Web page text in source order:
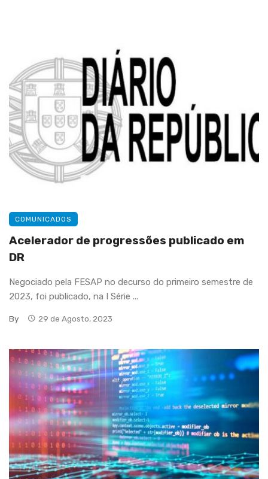
COMUNICADOS
Acelerador de progressões publicado em
DR
Negociado pela FESAP no decurso do primeiro semestre de
2023, foi publicado, na I Série ...
By 29 de Agosto, 2023